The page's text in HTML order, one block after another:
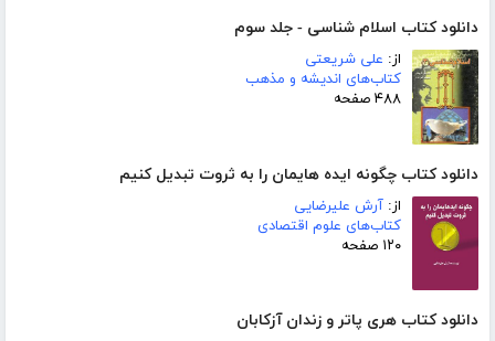
دانلود کتاب اسلام شناسی - جلد سوم
از: علی شریعتی
کتاب‌های اندیشه و مذهب
۴۸۸ صفحه
دانلود کتاب چگونه ایده هایمان را به ثروت تبدیل کنیم
از: آرش علیرضایی
کتاب‌های علوم اقتصادی
۱۲۰ صفحه
دانلود کتاب هری پاتر و زندان آزکابان